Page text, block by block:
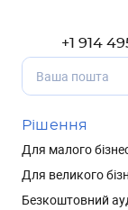
+1 914
Рішення
Для малого
Для великого
Безкоштовний